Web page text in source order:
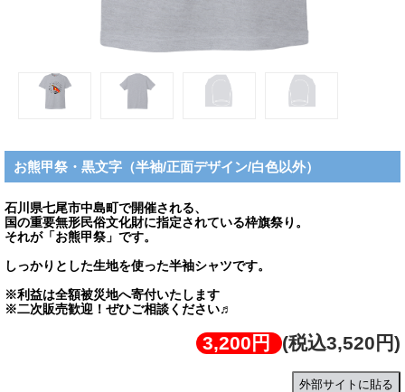
お熊甲祭・黒文字（半袖/正面デザイン/白色以外）
石川県七尾市中島町で開催される、
国の重要無形民俗文化財に指定されている枠旗祭り。
それが「お熊甲祭」です。
しっかりとした生地を使った半袖シャツです。
※利益は全額被災地へ寄付いたします
※二次販売歓迎！ぜひご相談ください♬
3,200円 (税込3,520円)
外部サイトに貼る